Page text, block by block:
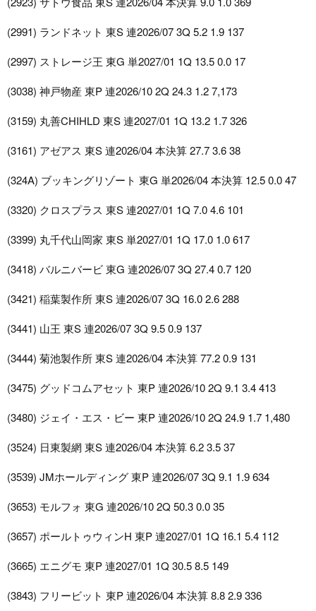
(2991) ランドネット 東S 連2026/07 3Q 5.2 1.9 137
(2997) ストレージ王 東G 単2027/01 1Q 13.5 0.0 17
(3038) 神戸物産 東P 連2026/10 2Q 24.3 1.2 7,173
(3159) 丸善CHIHLD 東S 連2027/01 1Q 13.2 1.7 326
(3161) アゼアス 東S 連2026/04 本決算 27.7 3.6 38
(324A) ブッキングリゾート 東G 単2026/04 本決算 12.5 0.0 47
(3320) クロスプラス 東S 連2027/01 1Q 7.0 4.6 101
(3399) 丸千代山岡家 東S 単2027/01 1Q 17.0 1.0 617
(3418) バルニバービ 東G 連2026/07 3Q 27.4 0.7 120
(3421) 稲葉製作所 東S 連2026/07 3Q 16.0 2.6 288
(3441) 山王 東S 連2026/07 3Q 9.5 0.9 137
(3444) 菊池製作所 東S 連2026/04 本決算 77.2 0.9 131
(3475) グッドコムアセット 東P 連2026/10 2Q 9.1 3.4 413
(3480) ジェイ・エス・ビー 東P 連2026/10 2Q 24.9 1.7 1,480
(3524) 日東製網 東S 連2026/04 本決算 6.2 3.5 37
(3539) JMホールディング 東P 連2026/07 3Q 9.1 1.9 634
(3653) モルフォ 東G 連2026/10 2Q 50.3 0.0 35
(3657) ポールトゥウィンH 東P 連2027/01 1Q 16.1 5.4 112
(3665) エニグモ 東P 連2027/01 1Q 30.5 8.5 149
(3843) フリービット 東P 連2026/04 本決算 8.8 2.9 336